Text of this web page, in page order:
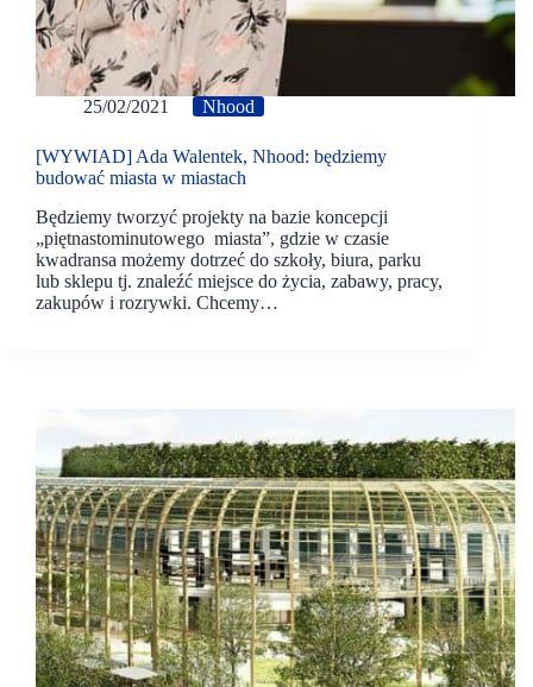
25/02/2021 Nhood
[WYWIAD] Ada Walentek, Nhood: będziemy
budować miasta w miastach
Będziemy tworzyć projekty na bazie koncepcji
„piętnastominutowego miasta”, gdzie w czasie
kwadransa możemy dotrzeć do szkoły, biura, parku
lub sklepu tj. znaleźć miejsce do życia, zabawy, pracy,
zakupów i rozrywki. Chcemy…